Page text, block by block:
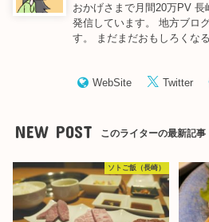
おかげさまで月間20万PV
発信しています。 地方ブロ
す。 まだまだおもしろくな
WebSite Twitter
NEW POST このライターの最新記事
ソトご飯（長崎）